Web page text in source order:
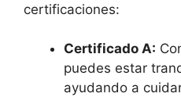
certificaciones:
Certificado A:
puedes estar
ayudando a